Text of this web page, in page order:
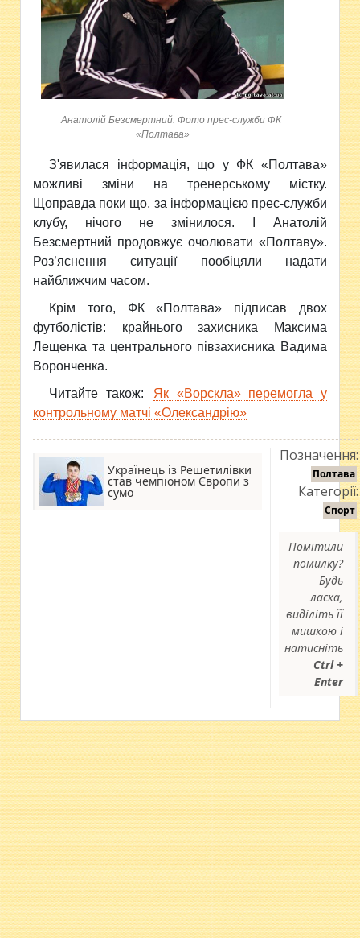
Анатолій Безсмертний. Фото прес-служби ФК
«Полтава»
З'явилася інформація, що у ФК «Полтава»
можливі зміни на тренерському містку.
Щоправда поки що, за інформацією прес-служби
клубу, нічого не змінилося. І Анатолій
Безсмертний продовжує очолювати «Полтаву».
Роз’яснення ситуації пообіцяли надати
найближчим часом.
Крім того, ФК «Полтава» підписав двох
футболістів: крайнього захисника Максима
Лещенка та центрального півзахисника Вадима
Воронченка.
Читайте також:
Як «Ворскла» перемогла у
контрольному матчі «Олександрію»
Українець із Решетилівки
став чемпіоном Європи з
сумо
Позначення:
Полтава
Категорії:
Спорт
Помітили
помилку?
Будь
ласка,
виділіть її
мишкою і
натисніть
Ctrl +
Enter